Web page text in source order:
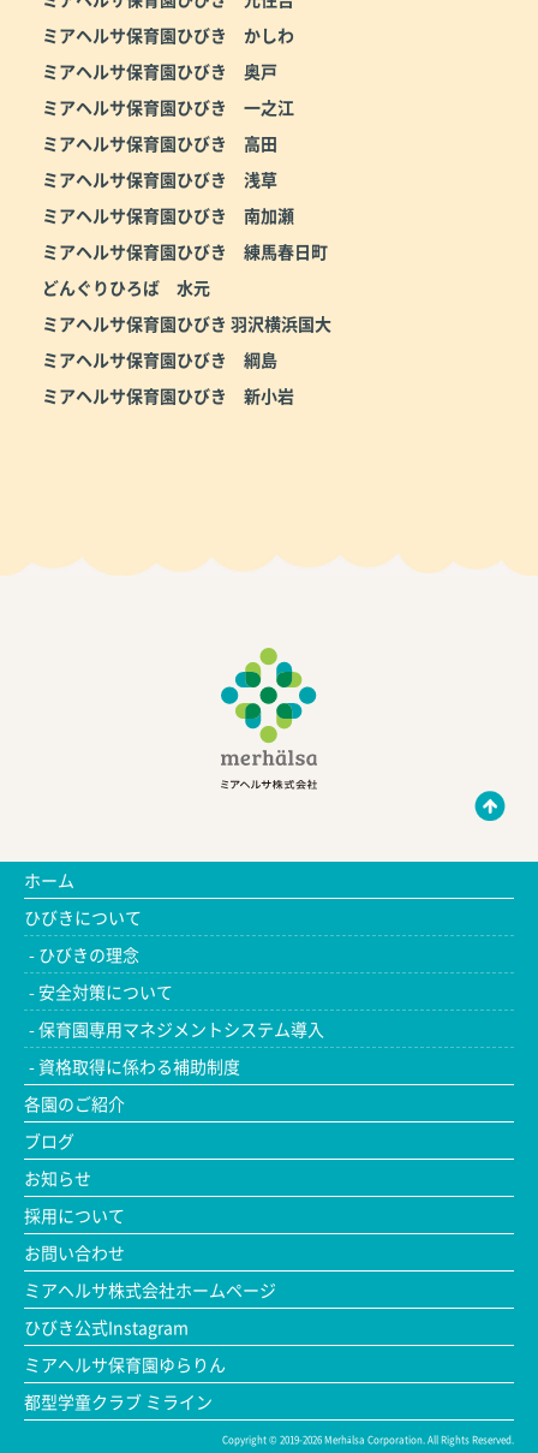
ミアヘルサ保育園ひびき かしわ
ミアヘルサ保育園ひびき 奥戸
ミアヘルサ保育園ひびき 一之江
ミアヘルサ保育園ひびき 高田
ミアヘルサ保育園ひびき 浅草
ミアヘルサ保育園ひびき 南加瀬
ミアヘルサ保育園ひびき 練馬春日町
どんぐりひろば 水元
ミアヘルサ保育園ひびき 羽沢横浜国大
ミアヘルサ保育園ひびき 綱島
ミアヘルサ保育園ひびき 新小岩
ホーム
ひびきについて
ひびきの理念
安全対策について
保育園専用マネジメントシステム導入
資格取得に係わる補助制度
各園のご紹介
ブログ
お知らせ
採用について
お問い合わせ
ミアヘルサ株式会社ホームページ
ひびき公式Instagram
ミアヘルサ保育園ゆらりん
都型学童クラブ ミライン
Copyright ©2019-2026 Merhälsa Corporation. All Rights Reserved.